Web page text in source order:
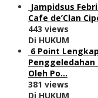
Jampidsus
Cafe de’Clan
443 views
Di HUKUM
6 Point
Penggeledahan
Oleh Po…
381 views
Di HUKUM